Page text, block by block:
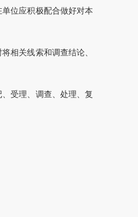
位应积极配合做好对本
相关线索和调查结论、
受理、调查、处理、复